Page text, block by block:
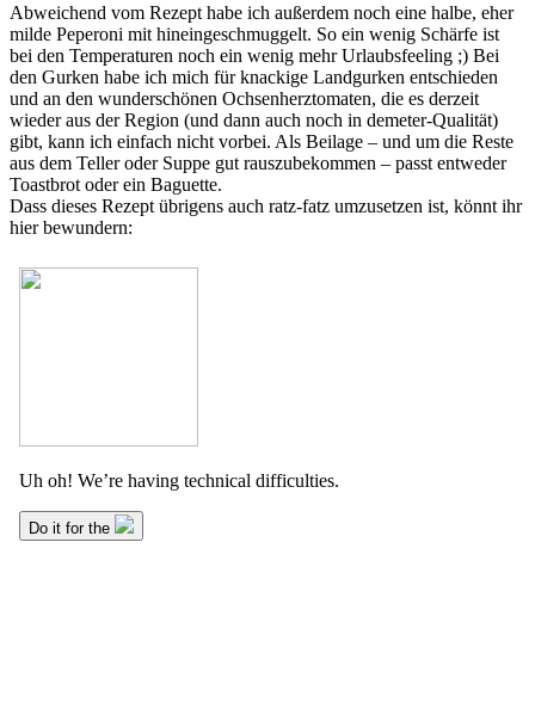
Abweichend vom Rezept habe ich außerdem noch eine halbe, eher
milde Peperoni mit hineingeschmuggelt. So ein wenig Schärfe ist
bei den Temperaturen noch ein wenig mehr Urlaubsfeeling ;) Bei
den Gurken habe ich mich für knackige Landgurken entschieden
und an den wunderschönen Ochsenherztomaten, die es derzeit
wieder aus der Region (und dann auch noch in demeter-Qualität)
gibt, kann ich einfach nicht vorbei. Als Beilage – und um die Reste
aus dem Teller oder Suppe gut rauszubekommen – passt entweder
Toastbrot oder ein Baguette.
Dass dieses Rezept übrigens auch ratz-fatz umzusetzen ist, könnt ihr
hier bewundern: